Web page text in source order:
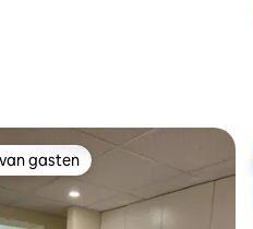
gasten
gasten